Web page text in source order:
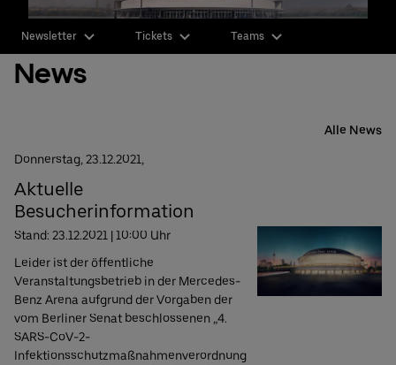
Events & Tickets
Die Arena
CSR & Nachhaltigkeit
Partner
Newsletter Tickets Teams
News
Alle News
Donnerstag, 23.12.2021,
Aktuelle
Besucherinformation
Stand: 23.12.2021 | 10:00 Uhr
Leider ist der öffentliche
Veranstaltungsbetrieb in der Mercedes-
Benz Arena aufgrund der Vorgaben der
vom Berliner Senat beschlossenen „4.
SARS-CoV-2-
Infektionsschutzmaßnahmenverordnung